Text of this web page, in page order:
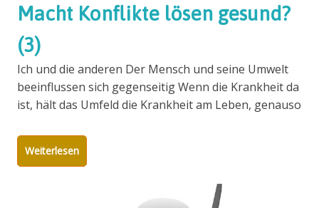
Macht Konflikte lösen gesund?
(3)
Ich und die anderen Der Mensch und seine Umwelt
beeinflussen sich gegenseitig Wenn die Krankheit da
ist, hält das Umfeld die Krankheit am Leben, genauso
Weiterlesen